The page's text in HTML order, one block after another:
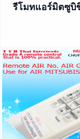
รีโมทแอร์มิตซูบิ